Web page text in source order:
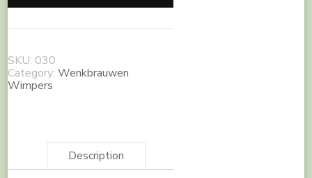
SKU: 030
Category:Wenkbrauwen
Wimpers
Description